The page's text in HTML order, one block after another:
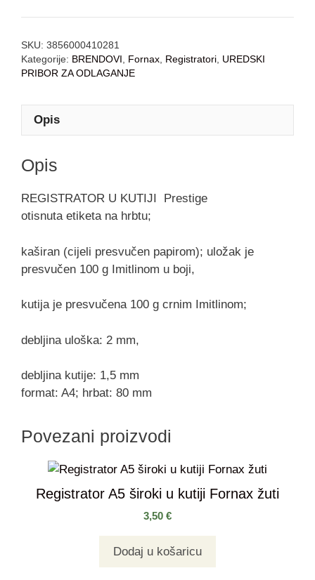
SKU: 3856000410281
Kategorije: BRENDOVI Fornax Registratori UREDSKI
PRIBOR ZA ODLAGANJE
Opis
Opis
REGISTRATOR U KUTIJI
Prestige
otisnuta etiketa na hrbtu;
kaširan (cijeli presvučen papirom); uložak je
presvučen 100 g Imitlinom u boji,
kutija je presvučena 100 g crnim Imitlinom;
debljina uloška: 2 mm,
debljina kutije: 1,5 mm
format: A4; hrbat: 80 mm
Povezani proizvodi
Registrator A5 široki u kutiji Fornax žuti
3,50 €
Dodaj u košaricu